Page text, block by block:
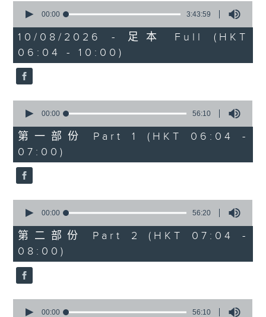
seconds
3
hours,
43
minutes,
59
seconds
00:00 3:43:59
10/08/2026 - 足本 Full (HKT
06:04 - 10:00)
seconds
56
minutes,
10
seconds
00:00 56:10
第一部份 Part 1 (HKT 06:04 -
07:00)
seconds
56
minutes,
20
seconds
00:00 56:20
第二部份 Part 2 (HKT 07:04 -
08:00)
seconds
00:00 56:10